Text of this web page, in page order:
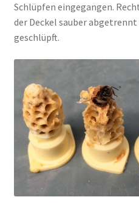
Schlüpfen eingegangen.
der Deckel sauber
geschlüpft.